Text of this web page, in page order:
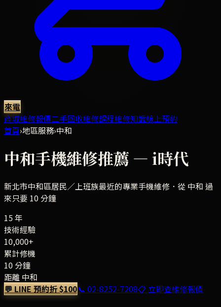
來電
商城維修報價二手回收維修課程維修知識線上預約
首頁›地區服務›中和
中和手機維修推薦 — i時代
新北市中和區居民／上班族最近的專業手機維修． 從 中和 過
來只要 10 分鐘
15 年
技術經驗
10,000+
累計修機
10 分鐘
距離 中和
💬 LINE 預約折 $100📞 02-8252-7208📋 立即查維修報價